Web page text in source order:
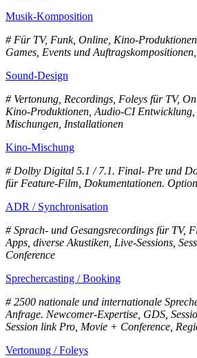
Musik-Komposition
# Für TV, Funk, Online, Kino-
Games, Events und
Sound-Design
# Vertonung, Recordings, Foleys für TV,
Kino-Produktionen, Audio-CI
Mischungen, Installationen
Kino-Mischung
# Dolby Digital 5.1 / 7.1. Final- Pre und
für Feature-Film, Dokumentationen.
ADR / Synchronisation
# Sprach- und Gesangsrecordings für TV,
Apps, diverse Akustiken, Live-Sessions,
Conference
Sprechercasting / Booking
# 2500 nationale und internationale
Anfrage. Newcomer-Expertise, GDS,
Session link Pro, Movie + Conference,
Vertonung / Foleys